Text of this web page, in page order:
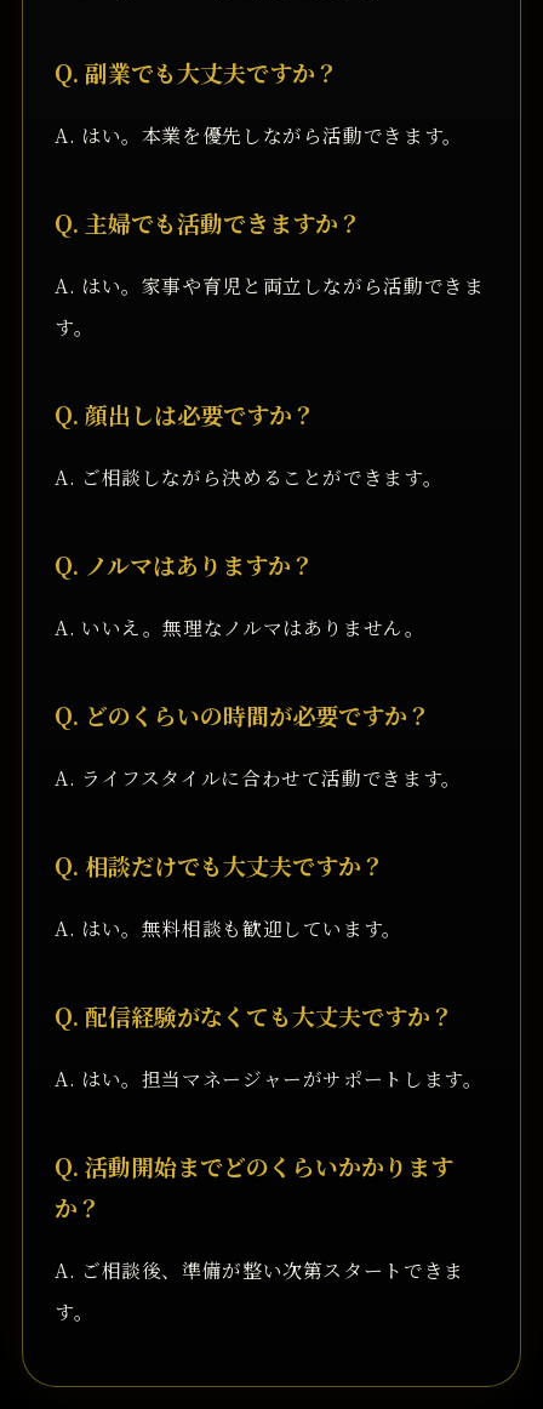
Q. 副業でも大丈夫ですか？
A. はい。本業を優先しながら活動できます。
Q. 主婦でも活動できますか？
A. はい。家事や育児と両立しながら活動できま
す。
Q. 顔出しは必要ですか？
A. ご相談しながら決めることができます。
Q. ノルマはありますか？
A. いいえ。無理なノルマはありません。
Q. どのくらいの時間が必要ですか？
A. ライフスタイルに合わせて活動できます。
Q. 相談だけでも大丈夫ですか？
A. はい。無料相談も歓迎しています。
Q. 配信経験がなくても大丈夫ですか？
A. はい。担当マネージャーがサポートします。
Q. 活動開始までどのくらいかかります
か？
A. ご相談後、準備が整い次第スタートできま
す。